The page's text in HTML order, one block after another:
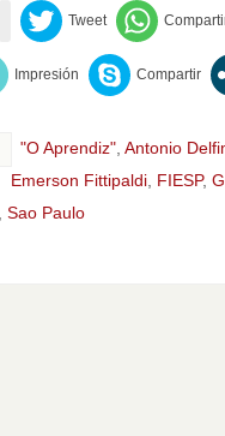
"O Aprendiz" Antonio
Emerson Fittipaldi FIESP,
Sao Paulo